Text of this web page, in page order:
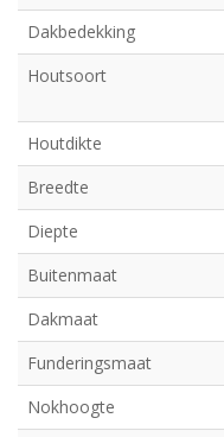
Dakbedekking
Houtsoort
Houtdikte
Breedte
Diepte
Buitenmaat
Dakmaat
Funderingsmaat
Nokhoogte